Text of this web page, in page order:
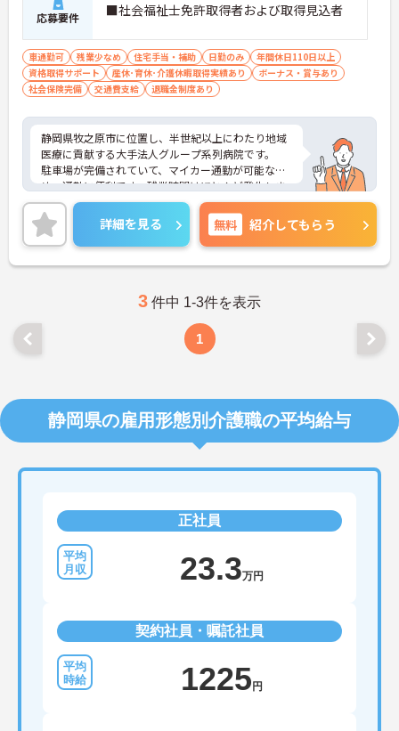
応募要件 ■社会福祉士免許取得者および取得見込者
車通勤可 残業少なめ 住宅手当・補助 日勤のみ
年間休日110日以上
資格取得サポート
産休･育休･介護休暇取得実績あり
ボーナス・賞与あり
社会保険完備
交通費支給 退職金制度あり
静岡県牧之原市に位置し、半世紀以上にわたり地域
医療に貢献する大手法人グループ系列病院です。
駐車場が完備されていて、マイカー通勤が可能なた
め、通勤に便利です。残業時間はほとんど発生しま
せん。プライベートとメリハリをつけて勤務できま
す。
また、福利厚生や手当などが充実しているので、仕
事に対するモチベーションアップに繋がりますよ
ね！
ントをお伝えしますのでお気軽にお問い合わせくだ
詳細を見る 無料 紹介してもらう
3 件中 1-3件を表示
1
静岡県の雇用形態別介護職の平均給与
正社員
23.3万円
契約社員・嘱託社員
1225 円